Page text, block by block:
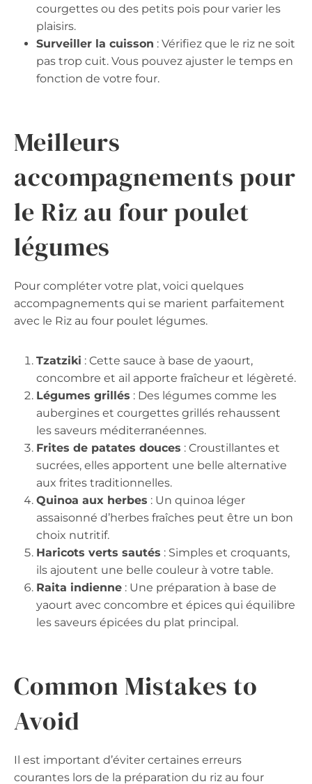
courgettes ou des petits pois pour varier les
plaisirs.
Surveiller la cuisson : Vérifiez que le riz ne soit
pas trop cuit. Vous pouvez ajuster le temps en
fonction de votre four.
Meilleurs
accompagnements pour
le Riz au four poulet
légumes
Pour compléter votre plat, voici quelques
accompagnements qui se marient parfaitement
avec le Riz au four poulet légumes.
Tzatziki : Cette sauce à base de yaourt,
concombre et ail apporte fraîcheur et légèreté.
Légumes grillés : Des légumes comme les
aubergines et courgettes grillés rehaussent
les saveurs méditerranéennes.
Frites de patates douces : Croustillantes et
sucrées, elles apportent une belle alternative
aux frites traditionnelles.
Quinoa aux herbes : Un quinoa léger
assaisonné d’herbes fraîches peut être un bon
choix nutritif.
Haricots verts sautés : Simples et croquants,
ils ajoutent une belle couleur à votre table.
Raita indienne : Une préparation à base de
yaourt avec concombre et épices qui équilibre
les saveurs épicées du plat principal.
Common Mistakes to
Avoid
Il est important d’éviter certaines erreurs
courantes lors de la préparation du riz au four